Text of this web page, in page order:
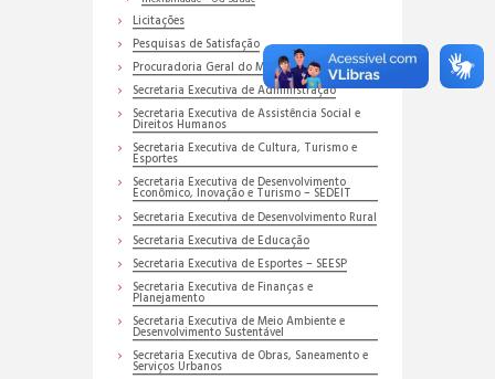
Licitações
Pesquisas de Satisfação
Procuradoria Geral do Município
Secretaria Executiva de Administração
Secretaria Executiva de Assistência Social e
Direitos Humanos
Secretaria Executiva de Cultura, Turismo e
Esportes
Secretaria Executiva de Desenvolvimento
Econômico, Inovação e Turismo – SEDEIT
Secretaria Executiva de Desenvolvimento Rural
Secretaria Executiva de Educação
Secretaria Executiva de Esportes – SEESP
Secretaria Executiva de Finanças e
Planejamento
Secretaria Executiva de Meio Ambiente e
Desenvolvimento Sustentável
Secretaria Executiva de Obras, Saneamento e
Serviços Urbanos